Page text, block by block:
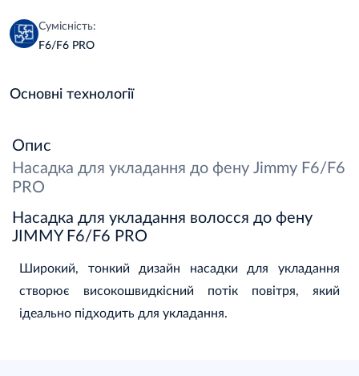
Сумісність:
F6/F6 PRO
Основні технології
Опис
Насадка для укладання до фену Jimmy F6/F6
PRO
Насадка для укладання волосся до фену
JIMMY F6/F6 PRO
Широкий, тонкий дизайн насадки для укладання
створює високошвидкісний потік повітря, який
ідеально підходить для укладання.